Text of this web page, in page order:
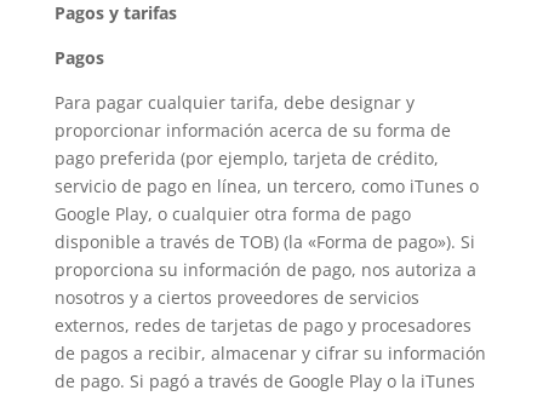
Pagos y tarifas
Pagos
Para pagar cualquier tarifa, debe designar y
proporcionar información acerca de su forma de
pago preferida (por ejemplo, tarjeta de crédito,
servicio de pago en línea, un tercero, como iTunes o
Google Play, o cualquier otra forma de pago
disponible a través de TOB) (la «Forma de pago»). Si
proporciona su información de pago, nos autoriza a
nosotros y a ciertos proveedores de servicios
externos, redes de tarjetas de pago y procesadores
de pagos a recibir, almacenar y cifrar su información
de pago. Si pagó a través de Google Play o la iTunes